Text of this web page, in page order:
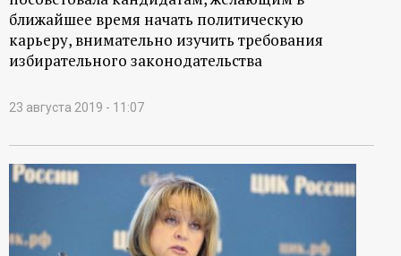
н
н
ы
й
п
о
ближайшее время начать политическую
карьеру, внимательно изучить требования
избирательного законодательства
23 августа 2019 - 11:07